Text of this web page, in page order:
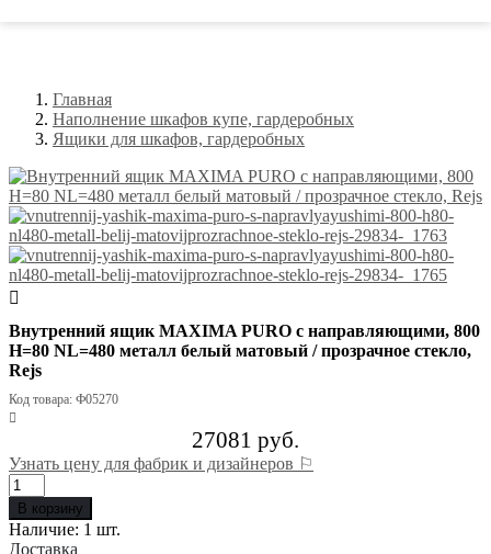
Главная
Наполнение шкафов купе, гардеробных
Ящики для шкафов, гардеробных
Внутренний ящик MAXIMA PURO с направляющими, 800
H=80 NL=480 металл белый матовый / прозрачное стекло,
Rejs
Код товара: Ф05270
27081 руб.
Узнать цену для фабрик и дизайнеров ⚐
В корзину
Наличие: 1 шт.
Доставка